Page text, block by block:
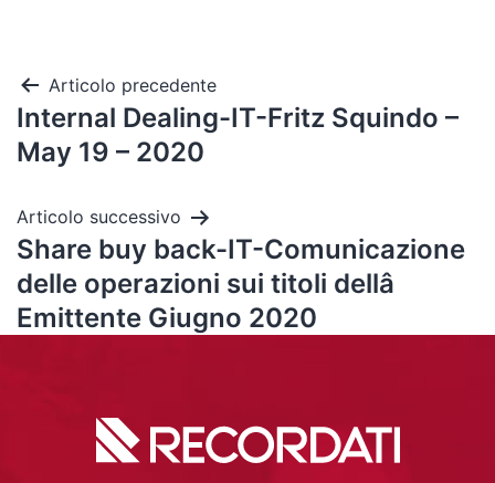
Articolo precedente
Internal Dealing-IT-Fritz Squindo –
May 19 – 2020
Articolo successivo
Share buy back-IT-Comunicazione
delle operazioni sui titoli dellâ
Emittente Giugno 2020